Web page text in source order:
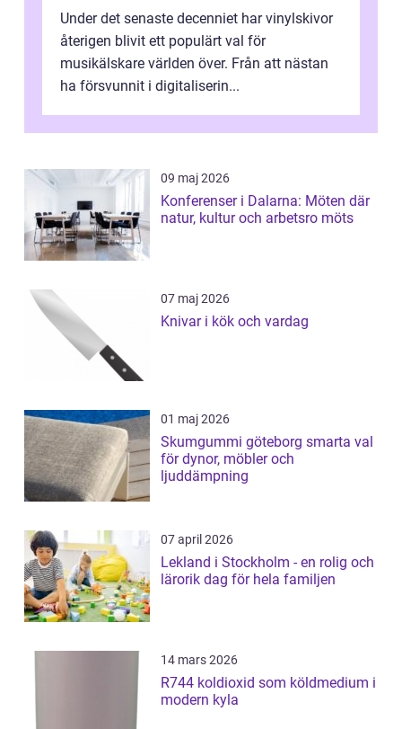
Under det senaste decenniet har vinylskivor
återigen blivit ett populärt val för
musikälskare världen över. Från att nästan
ha försvunnit i digitaliserin...
09 maj 2026
Konferenser i Dalarna: Möten där
natur, kultur och arbetsro möts
07 maj 2026
Knivar i kök och vardag
01 maj 2026
Skumgummi göteborg smarta val
för dynor, möbler och
ljuddämpning
07 april 2026
Lekland i Stockholm - en rolig och
lärorik dag för hela familjen
14 mars 2026
R744 koldioxid som köldmedium i
modern kyla